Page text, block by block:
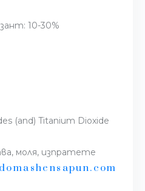
10-30%
(and) Titanium Dioxide
моля, изпратете